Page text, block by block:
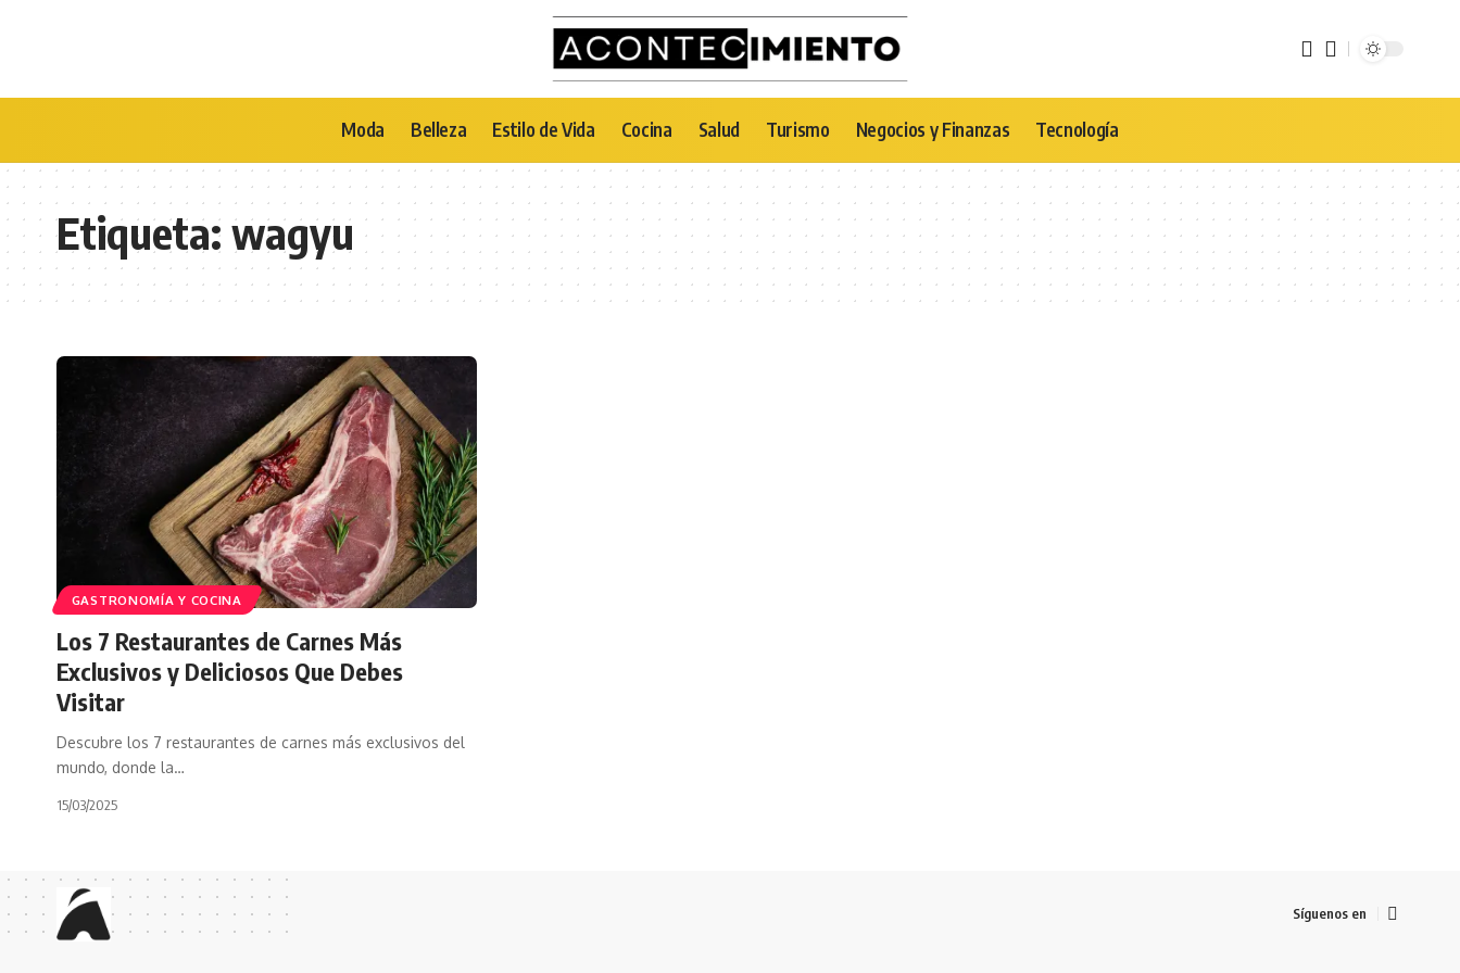
Moda Belleza Estilo de Vida Cocina Salud Turismo Negocios y Finanzas Tecnología
Etiqueta: wagyu
GASTRONOMÍA Y COCINA
Los 7 Restaurantes de Carnes Más
Exclusivos y Deliciosos Que Debes
Visitar
Descubre los 7 restaurantes de carnes más exclusivos del
mundo, donde la…
15/03/2025
Síguenos en